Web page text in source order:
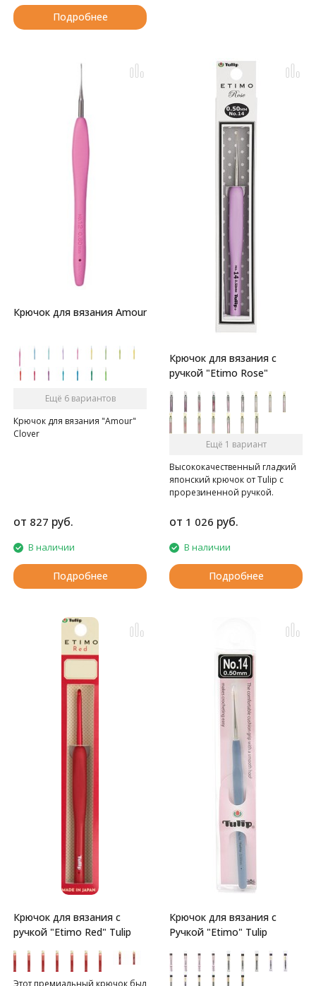
Подробнее
Крючок для вязания Amour
Ещё 6 вариантов
Крючок для вязания "Amour"
Clover
от 827 руб.
В наличии
Подробнее
Крючок для вязания с
ручкой "Etimo Rose"
Ещё 1 вариант
Высококачественный гладкий
японский крючок от Tulip c
прорезиненной ручкой.
от 1 026 руб.
В наличии
Подробнее
Крючок для вязания с
ручкой "Etimo Red" Tulip
Этот премиальный крючок был
Крючок для вязания с
Ручкой "Etimo" Tulip